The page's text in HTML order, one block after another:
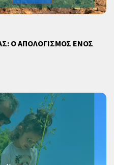
Ο ΑΠΟΛΟΓΙΣΜΟΣ ΕΝΟΣ